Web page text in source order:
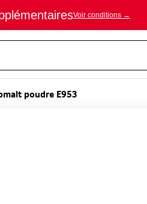
Voir conditions →
poudre E953